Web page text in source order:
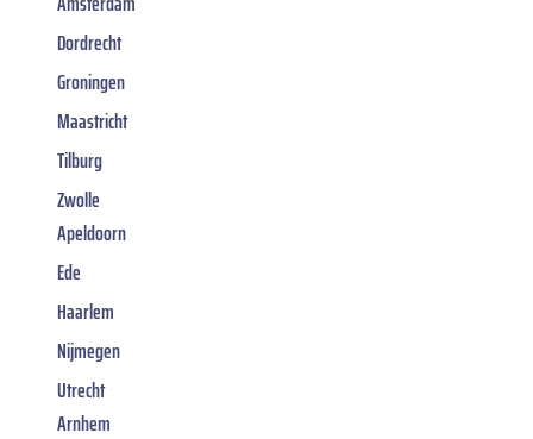
Dordrecht
Groningen
Maastricht
Tilburg
Zwolle
Apeldoorn
Ede
Haarlem
Nijmegen
Utrecht
Arnhem